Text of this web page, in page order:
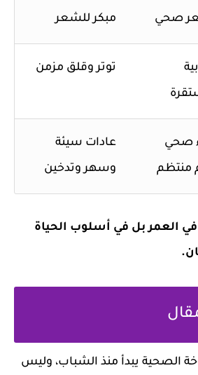
صحي مبكر للشعر
توتر وقلق مزمن
صحي
منتظم
عادات سيئة
وسهر وتدخين
العمر بل في أسلوب الحياة
الصحية يبدأ منذ الشباب، وليس